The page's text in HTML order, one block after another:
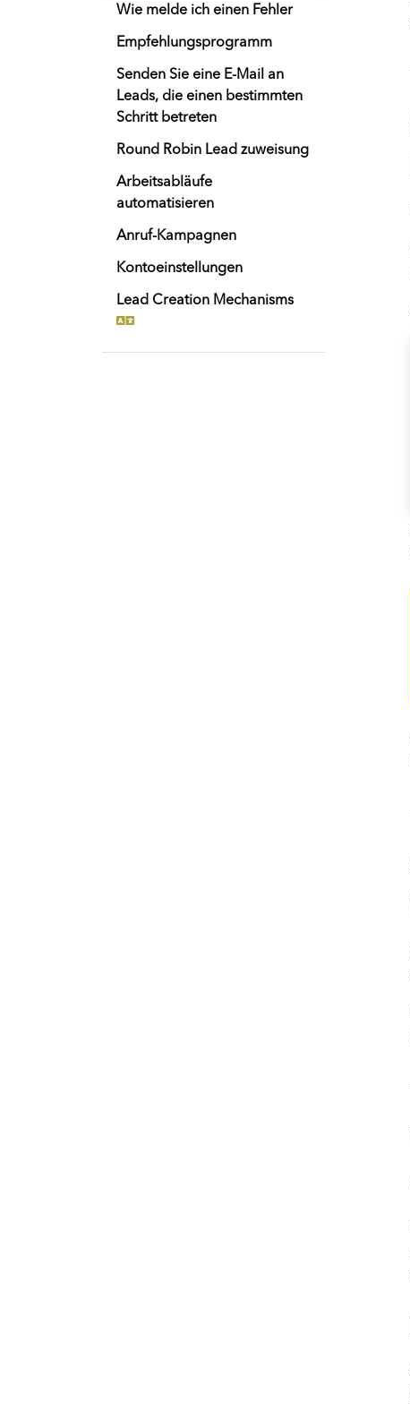
Wie melde ich einen Fehler
Empfehlungsprogramm
Senden Sie eine E-Mail an
Leads, die einen bestimmten
Schritt betreten
Round Robin Lead zuweisung
Arbeitsabläufe
automatisieren
Anruf-Kampagnen
Kontoeinstellungen
Lead Creation Mechanisms